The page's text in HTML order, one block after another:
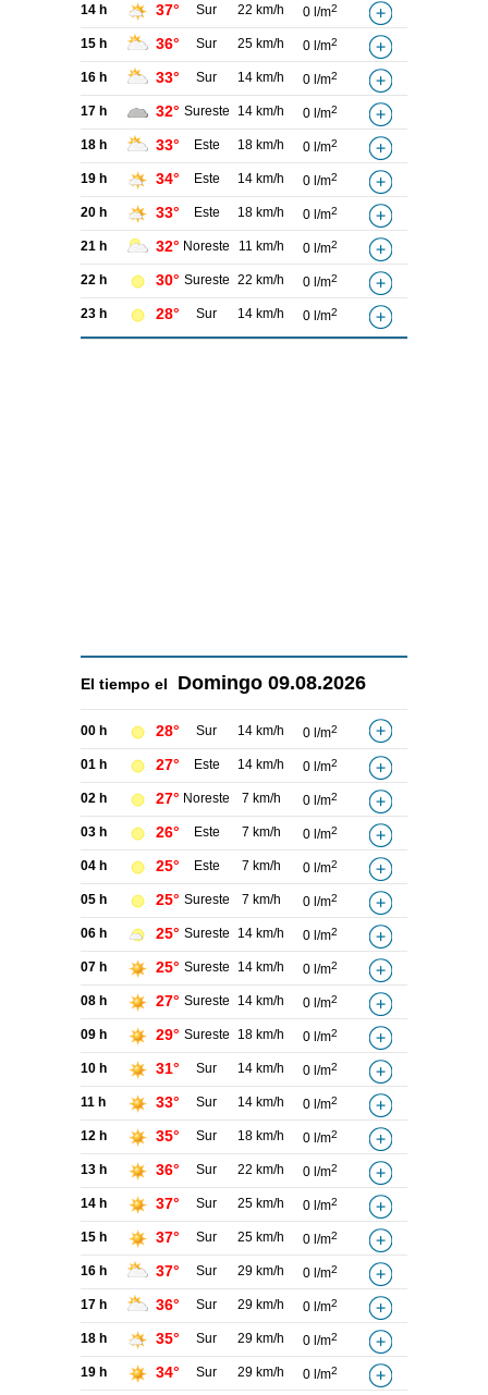
14 h 37° Sur 22 km/h 0 l/m2
15 h 36° Sur 25 km/h 0 l/m2
16 h 33° Sur 14 km/h 0 l/m2
17 h 32° Sureste 14 km/h 0 l/m2
18 h 33° Este 18 km/h 0 l/m2
19 h 34° Este 14 km/h 0 l/m2
20 h 33° Este 18 km/h 0 l/m2
21 h 32° Noreste 11 km/h 0 l/m2
22 h 30° Sureste 22 km/h 0 l/m2
23 h 28° Sur 14 km/h 0 l/m2
El tiempo el Domingo 09.08.2026
00 h 28° Sur 14 km/h 0 l/m2
01 h 27° Este 14 km/h 0 l/m2
02 h 27° Noreste 7 km/h 0 l/m2
03 h 26° Este 7 km/h 0 l/m2
04 h 25° Este 7 km/h 0 l/m2
05 h 25° Sureste 7 km/h 0 l/m2
06 h 25° Sureste 14 km/h 0 l/m2
07 h 25° Sureste 14 km/h 0 l/m2
08 h 27° Sureste 14 km/h 0 l/m2
09 h 29° Sureste 18 km/h 0 l/m2
10 h 31° Sur 14 km/h 0 l/m2
11 h 33° Sur 14 km/h 0 l/m2
12 h 35° Sur 18 km/h 0 l/m2
13 h 36° Sur 22 km/h 0 l/m2
14 h 37° Sur 25 km/h 0 l/m2
15 h 37° Sur 25 km/h 0 l/m2
16 h 37° Sur 29 km/h 0 l/m2
17 h 36° Sur 29 km/h 0 l/m2
18 h 35° Sur 29 km/h 0 l/m2
19 h 34° Sur 29 km/h 0 l/m2